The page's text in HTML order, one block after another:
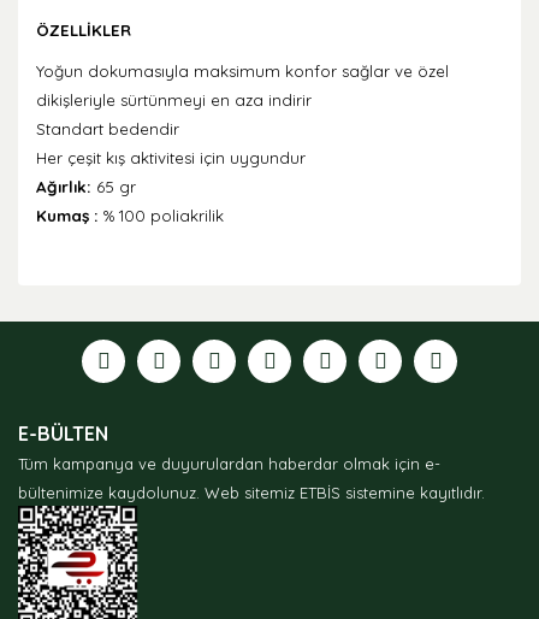
ÖZELLİKLER
Yoğun dokumasıyla maksimum konfor sağlar ve özel
dikişleriyle sürtünmeyi en aza indirir
Standart bedendir
Her çeşit kış aktivitesi için uygundur
Ağırlık: 65 gr
Kumaş : % 100 poliakrilik
formunu kullanarak tarafımıza iletebilirsiniz.
Görüş ve önerileriniz için teşekkür ederiz.
Ürün açıklamasında eksik bilgiler bulunuyor.
Ürün bilgilerinde hatalar bulunuyor.
Ürün fiyatı diğer sitelerden daha pahalı.
Bu ürüne benzer farklı alternatifler olmalı.
E-BÜLTEN
Tüm kampanya ve duyurulardan haberdar olmak için e-
bültenimize kaydolunuz. Web sitemiz ETBİS sistemine kayıtlıdır.